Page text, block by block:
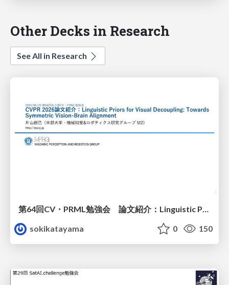
Other Decks in Research
See All in Research
sokikatayama
0 150